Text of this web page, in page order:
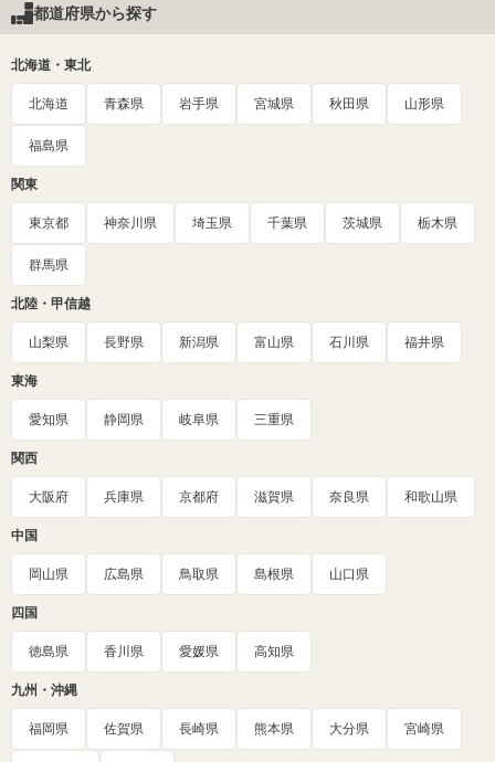
都道府県から探す
北海道・東北
北海道 青森県 岩手県 宮城県 秋田県 山形県
福島県
関東
東京都 神奈川県 埼玉県 千葉県 茨城県 栃木県
群馬県
北陸・甲信越
山梨県 長野県 新潟県 富山県 石川県 福井県
東海
愛知県 静岡県 岐阜県 三重県
関西
大阪府 兵庫県 京都府 滋賀県 奈良県 和歌山県
中国
岡山県 広島県 鳥取県 島根県 山口県
四国
徳島県 香川県 愛媛県 高知県
九州・沖縄
福岡県 佐賀県 長崎県 熊本県 大分県 宮崎県